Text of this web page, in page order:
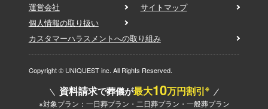
運営会社
サイトマップ
個人情報の取り扱い
カスタマーハラスメントへの取り組み
Copyright © UNIQUEST inc. All Rights Reserved.
資料請求で葬儀が最大10万円割引※
※対象プラン：一日葬プラン・二日葬プラン・一般葬プラン